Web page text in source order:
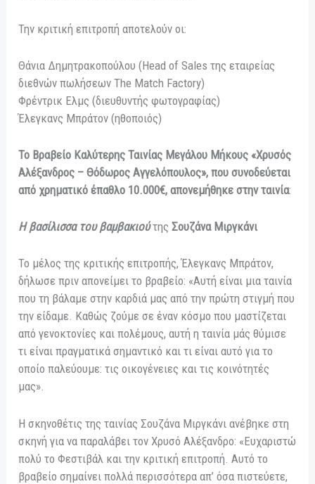
Την κριτική επιτροπή αποτελούν οι:
Θάνια Δημητρακοπούλου (Head of Sales της εταιρείας
διεθνών πωλήσεων The Match Factory)
Φρέντρικ Ελμς (διευθυντής φωτογραφίας)
Έλεγκανς Μπράτον (ηθοποιός)
Το Βραβείο Καλύτερης Ταινίας Μεγάλου Μήκους «Χρυσός
Αλέξανδρος – Θόδωρος Αγγελόπουλος», που συνοδεύεται
από χρηματικό έπαθλο 10.000€, απονεμήθηκε στην ταινία:
Η βασίλισσα του βαμβακιούτηςΣουζάνα Μιργκάνι
Το μέλος της κριτικής επιτροπής, Έλεγκανς Μπράτον,
δήλωσε πριν απονείμει το βραβείο: «Αυτή είναι μια ταινία
που τη βάλαμε στην καρδιά μας από την πρώτη στιγμή που
την είδαμε. Καθώς ζούμε σε έναν κόσμο που μαστίζεται
από γενοκτονίες και πολέμους, αυτή η ταινία μάς θύμισε
τι είναι πραγματικά σημαντικό και τι είναι αυτό για το
οποίο παλεύουμε: τις οικογένειες και τις κοινότητές
μας».
Η σκηνοθέτις της ταινίας Σουζάνα Μιργκάνι ανέβηκε στη
σκηνή για να παραλάβει τον Χρυσό Αλέξανδρο: «Ευχαριστώ
πολύ το Φεστιβάλ και την κριτική επιτροπή. Αυτό το
βραβείο σημαίνει πολλά περισσότερα απ’ όσα πιστεύετε,